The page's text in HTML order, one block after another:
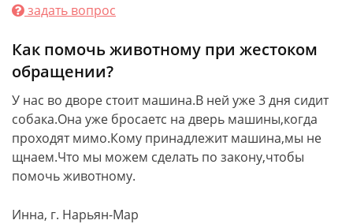
задать вопрос
Как помочь животному при жестоком
обращении?
У нас во дворе стоит машина.В ней уже 3 дня сидит
собака.Она уже бросаетс на дверь машины,когда
проходят мимо.Кому принадлежит машина,мы не
щнаем.Что мы можем сделать по закону,чтобы
помочь животному.
Инна, г. Нарьян-Мар